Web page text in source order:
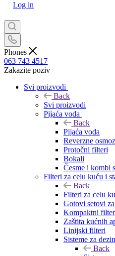
Log in
Phones
063 743 4517
Zakazite poziv
Svi proizvodi
Back
Svi proizvodi
Pijaća voda
Back
Pijaća voda
Reverzne
Protočni filteri
Bokali
Česme i kombi
Filteri za celu kuću i
Back
Filteri za celu
Gotovi setovi
Kompaktni
Zaštita kućnih
Linijski filteri
Sisteme za
Back